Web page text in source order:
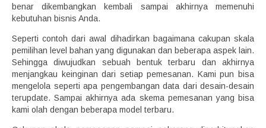
benar dikembangkan kembali sampai akhirnya memenuhi
kebutuhan bisnis Anda.
Seperti contoh dari awal dihadirkan bagaimana cakupan skala
pemilihan level bahan yang digunakan dan beberapa aspek lain.
Sehingga diwujudkan sebuah bentuk terbaru dan akhirnya
menjangkau keinginan dari setiap pemesanan. Kami pun bisa
mengelola seperti apa pengembangan data dari desain-desain
terupdate. Sampai akhirnya ada skema pemesanan yang bisa
kami olah dengan beberapa model terbaru.